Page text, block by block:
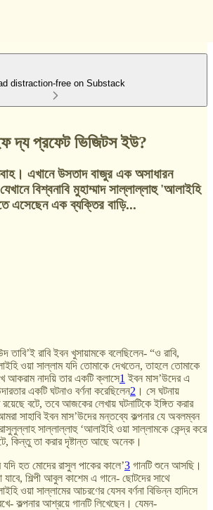
distraction-free on Substack
দ্য প্রফেট ভিজিটস ইউ?
এখানে উসতাদ বাজুর এক অসাধারন
বিশ্বনাবি মুহাম্মাদ সাল্লাল্লাহু 'আলাইহি
এসেছেন এক ব্যক্তির বাড়ি...
তাবি’ই রাবি ইবন খুসায়ামকে বলেছিলেন- “ও রাবি,
ওয়া সাল্লাম যদি তোমাকে দেখতেন, তাহলে তোমাকে
নাদয়ি তার একটি ক্লাসে1 ইবন মাস’উদের এ
একটি ঘটনাও বর্ণনা করেছিলেন2 । সে ঘটনায়
রয়েছে বটে, তবে আজকের লেখায় ঘটনাটিকে ইঙ্গিত করার
সাহাবি ইবন মাস’উদের মন্তব্যে কল্পনার যে অবলম্বন
সাল্লাল্লাহু ‘আলাইহি ওয়া সাল্লামকে কেন্দ্র করে
কিন্তু তা করার দৃষ্টান্ত আছে অনেক।
হত মোদের রাসুল পাকের কালে’3 গানটি শুনে আসছি।
শিল্পী আবুল কাশেম এ গানে- ছোটদের সাথে
ওয়া সাল্লামের আচরণের যেসব বর্ণনা বিভিন্ন হাদিসে
কল্পনার আশ্রয়ে গানটি লিখেছেন। যেমন-